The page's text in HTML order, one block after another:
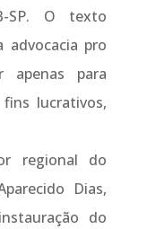
SP. O texto
advocacia pro
apenas para
lucrativos,
regional do
Dias,
do